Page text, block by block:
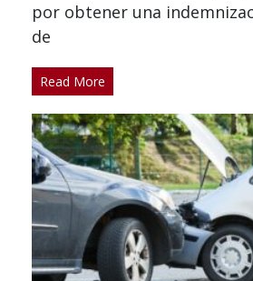
por obtener una
de
Read More